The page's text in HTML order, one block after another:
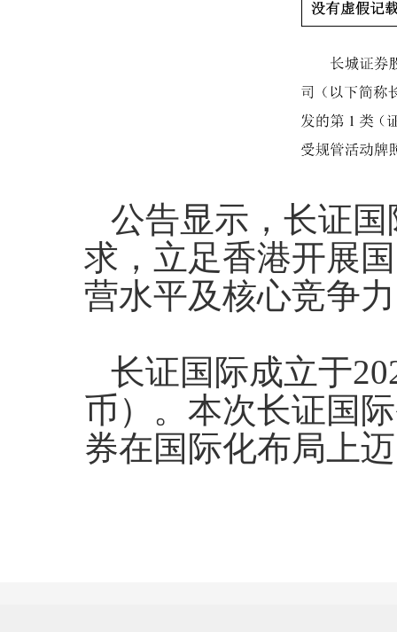
公告显示，长证
求，立足香港开展
营水平及核心竞争
长证国际成立于
币）。本次长证国
券在国际化布局上